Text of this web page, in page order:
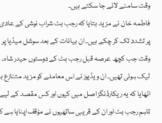
وقت سامنے لائے جا سکتے ہیں۔
فاطمہ خان نے مزید بتایا کہ رجب بٹ شراب نوشی کے
پر تشدد تک کر چکے ہیں۔ ان بیانات کے بعد سوشل میڈیا
وقت جب کچھ عرصہ قبل رجب بٹ کے دوستوں حیدر شاہ، مان
لیک ہوئی تھیں۔ ان ویڈیوز نے اس معاملے کو مزید متنازع
اٹھایا کہ یہ ریکارڈنگز اصل میں کیوں اور کس مقصد کے
تاہم رجب بٹ اور ان کے قریبی ساتھیوں نے مؤقف اپنایا ہے